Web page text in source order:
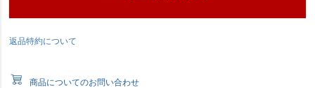
返品特約について
商品についてのお問い合わせ